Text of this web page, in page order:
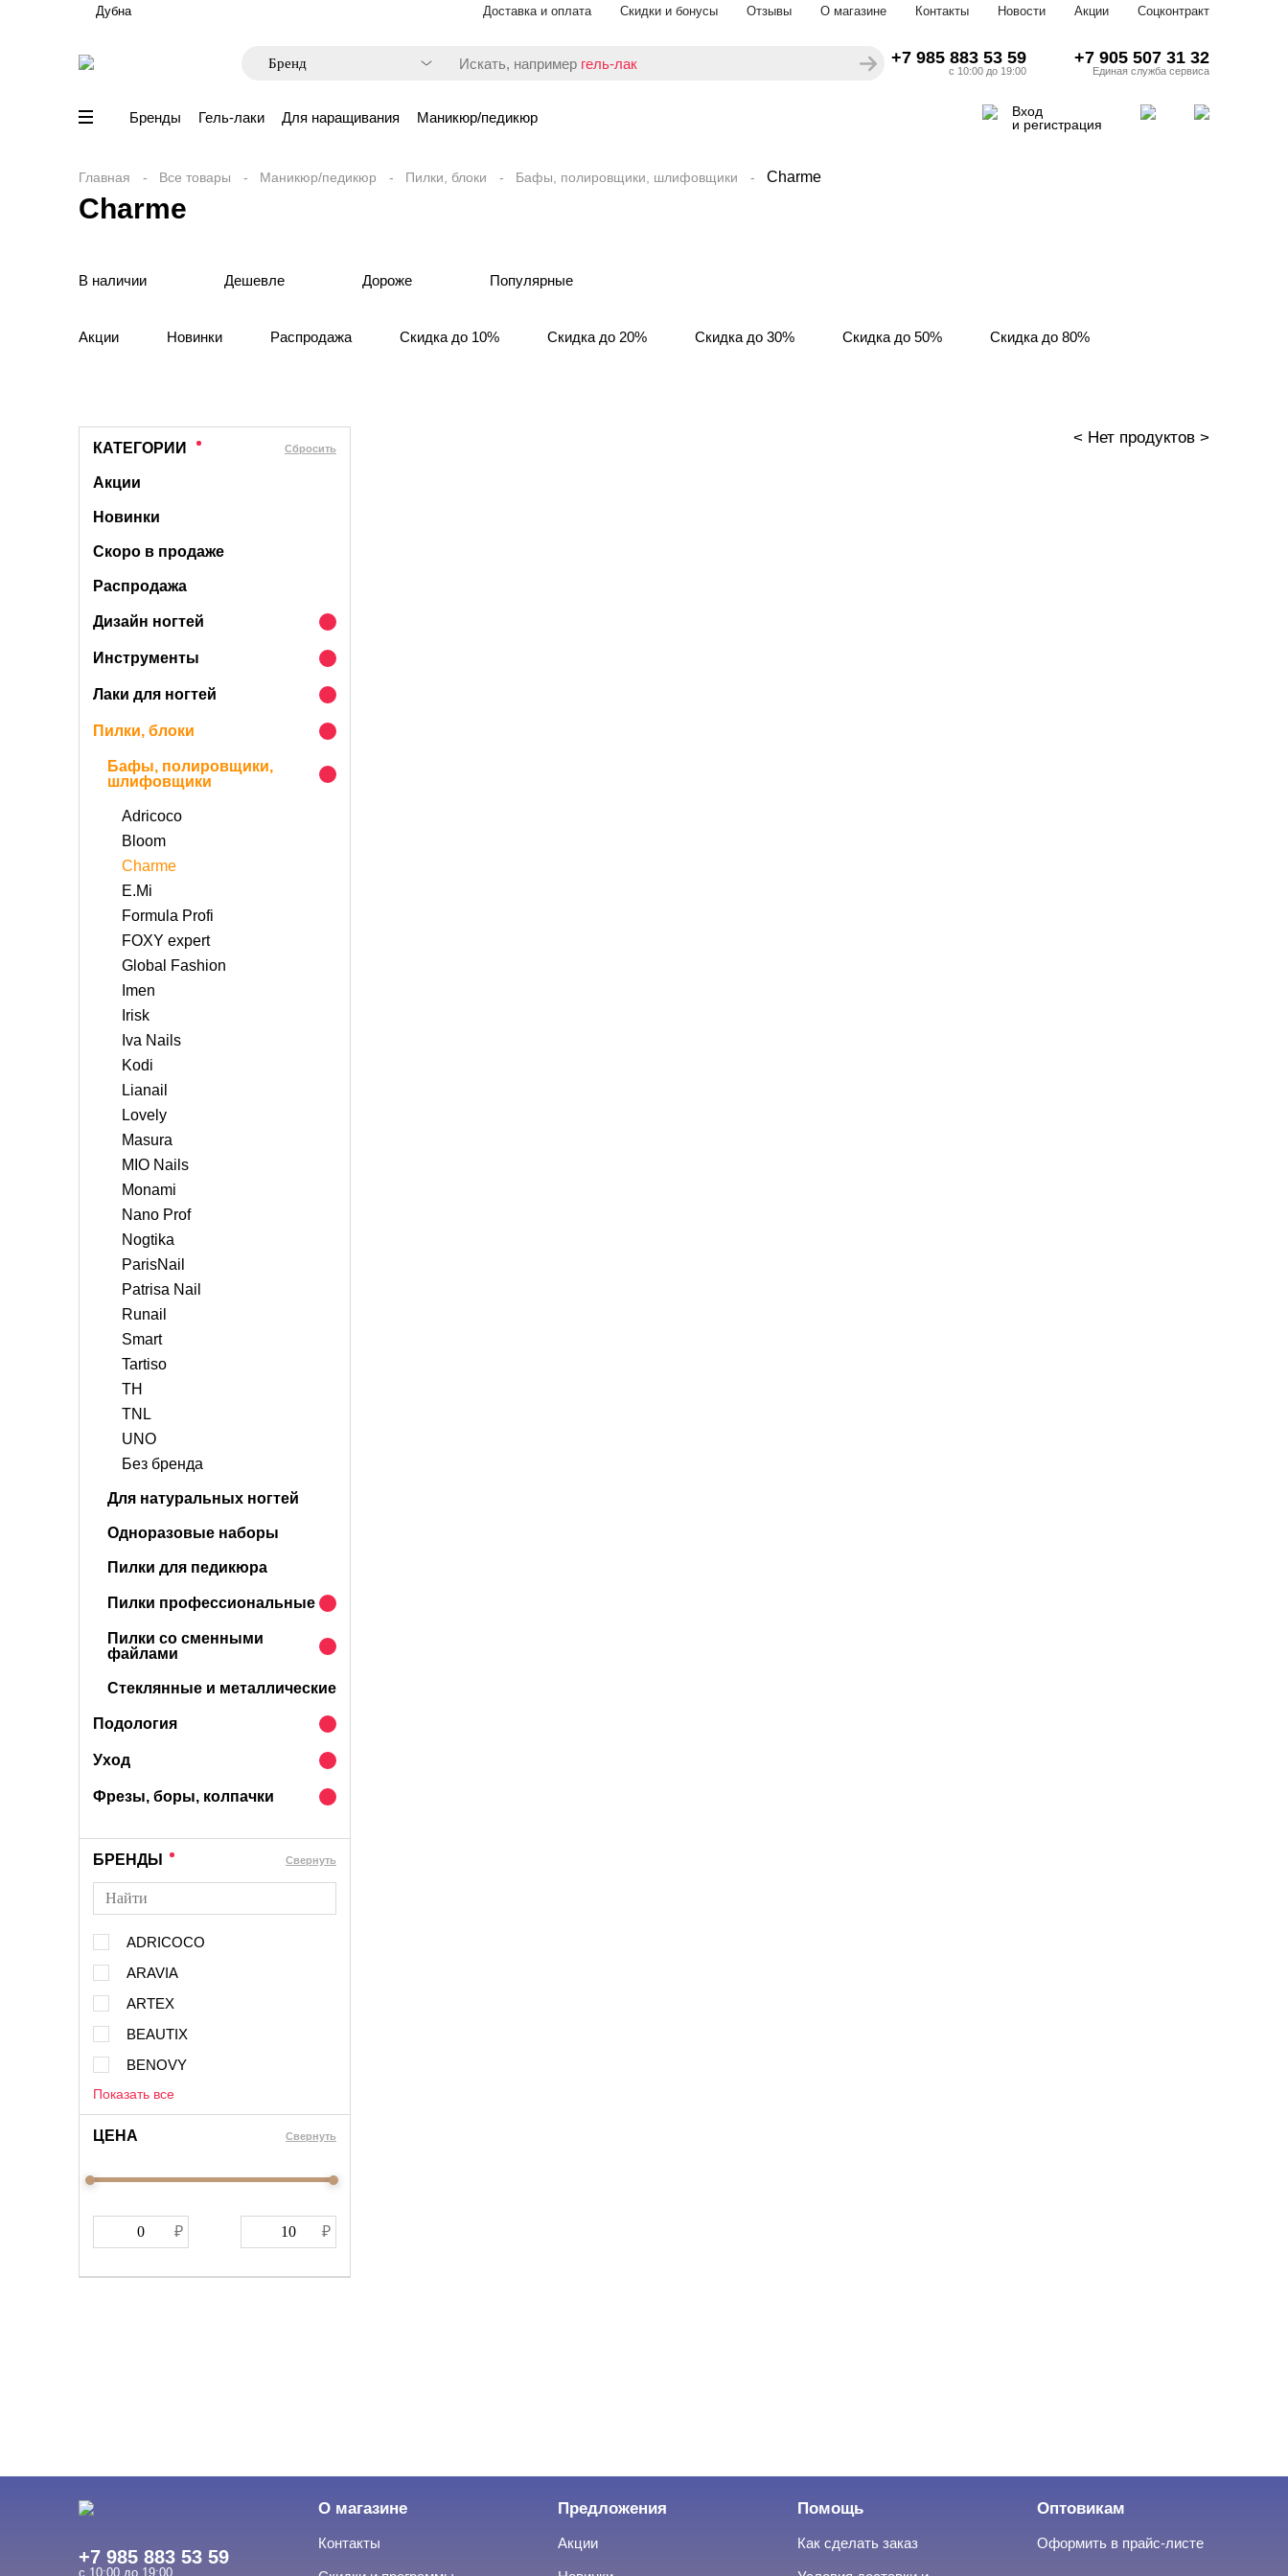
Дубна Доставка и оплата Скидки и бонусы Отзывы О магазине Контакты Новости Акции Соцконтракт
Искать, например гель-лак +7 985 883 53 59
с 10:00 до 19:00
+7 905 507 31 32
Единая служба сервиса
Бренды Гель-лаки Для наращивания Маникюр/педикюр
Вход
и регистрация
Главная Все товары Маникюр/педикюр Пилки, блоки Бафы, полировщики, шлифовщики Charme
Charme
В наличии Дешевле Дороже Популярные
Акции Новинки Распродажа Скидка до 10% Скидка до 20% Скидка до 30% Скидка до 50% Скидка до 80%
КАТЕГОРИИ Cбросить
Акции
Новинки
Скоро в продаже
Распродажа
Дизайн ногтей
Инструменты
Лаки для ногтей
Пилки, блоки
Бафы, полировщики,
шлифовщики
Adricoco
Bloom
Charme
E.Mi
Formula Profi
FOXY expert
Global Fashion
Imen
Irisk
Iva Nails
Kodi
Lianail
Lovely
Masura
MIO Nails
Monami
Nano Prof
Nogtika
ParisNail
Patrisa Nail
Runail
Smart
Tartiso
TH
TNL
UNO
Без бренда
Для натуральных ногтей
Одноразовые наборы
Пилки для педикюра
Пилки профессиональные
Пилки со сменными
файлами
Стеклянные и металлические
Подология
Уход
Фрезы, боры, колпачки
БРЕНДЫ Cвернуть
ADRICOCO
ARAVIA
ARTEX
BEAUTIX
BENOVY
Показать все
ЦЕНА Cвернуть
< Нет продуктов >
+7 985 883 53 59
с 10:00 до 19:00
О магазине
Контакты
Предложения
Акции
Помощь
Как сделать заказ
Оптовикам
Оформить в прайс-листе